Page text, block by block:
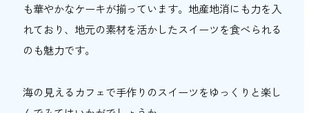
も華やかなケーキが揃っています。地産地消にも力を入
れており、地元の素材を活かしたスイーツを食べられる
のも魅力です。
海の見えるカフェで手作りのスイーツをゆっくりと楽し